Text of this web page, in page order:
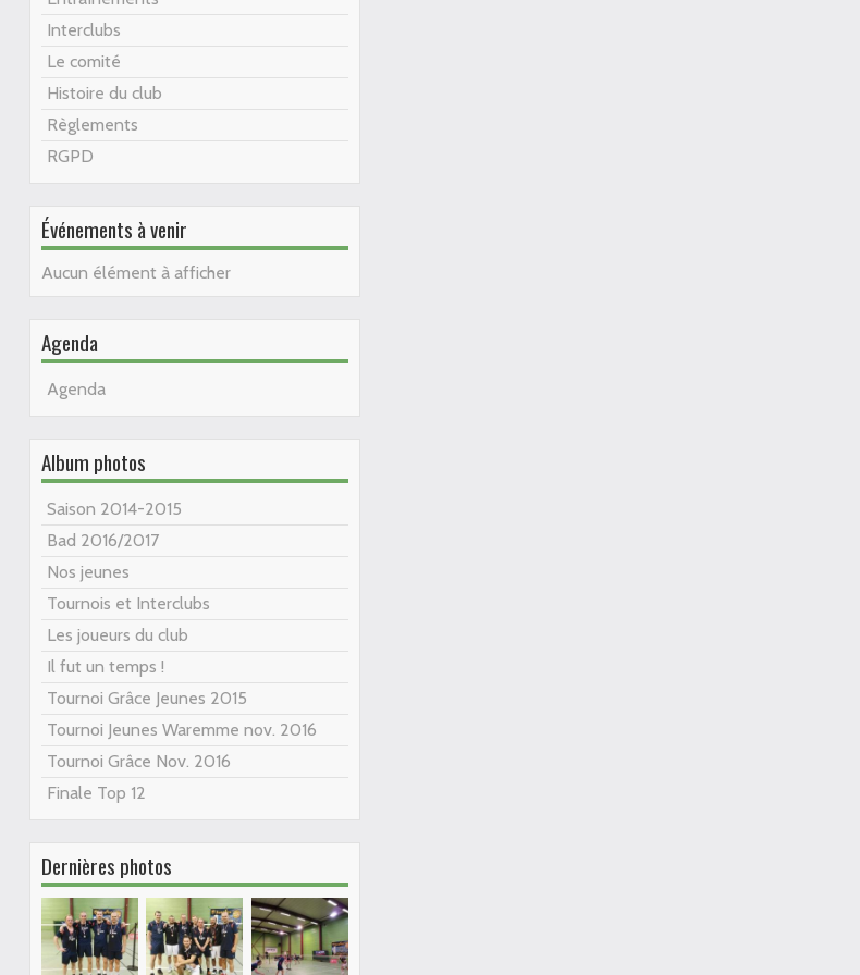
Interclubs
Le comité
Histoire du club
Règlements
RGPD
Événements à venir
Aucun élément à afficher
Agenda
Agenda
Album photos
Saison 2014-2015
Bad 2016/2017
Nos jeunes
Tournois et Interclubs
Les joueurs du club
Il fut un temps !
Tournoi Grâce Jeunes 2015
Tournoi Jeunes Waremme nov. 2016
Tournoi Grâce Nov. 2016
Finale Top 12
Dernières photos